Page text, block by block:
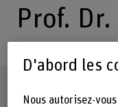
Prof.
D'abord les
Nous autorisez-